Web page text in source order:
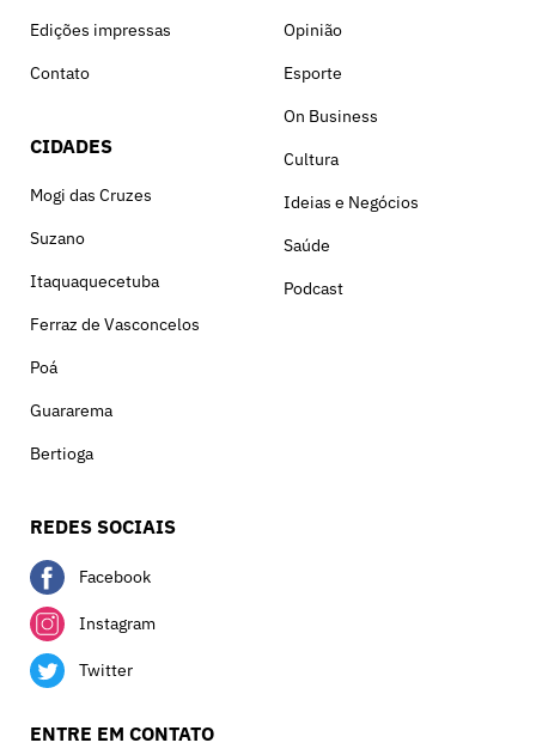
Edições impressas
Contato
CIDADES
Mogi das Cruzes
Suzano
Itaquaquecetuba
Ferraz de Vasconcelos
Poá
Guararema
Bertioga
Opinião
Esporte
On Business
Cultura
Ideias e Negócios
Saúde
Podcast
REDES SOCIAIS
Facebook
Instagram
Twitter
ENTRE EM CONTATO